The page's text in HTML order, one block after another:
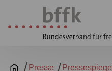
Presse Pressespiegel